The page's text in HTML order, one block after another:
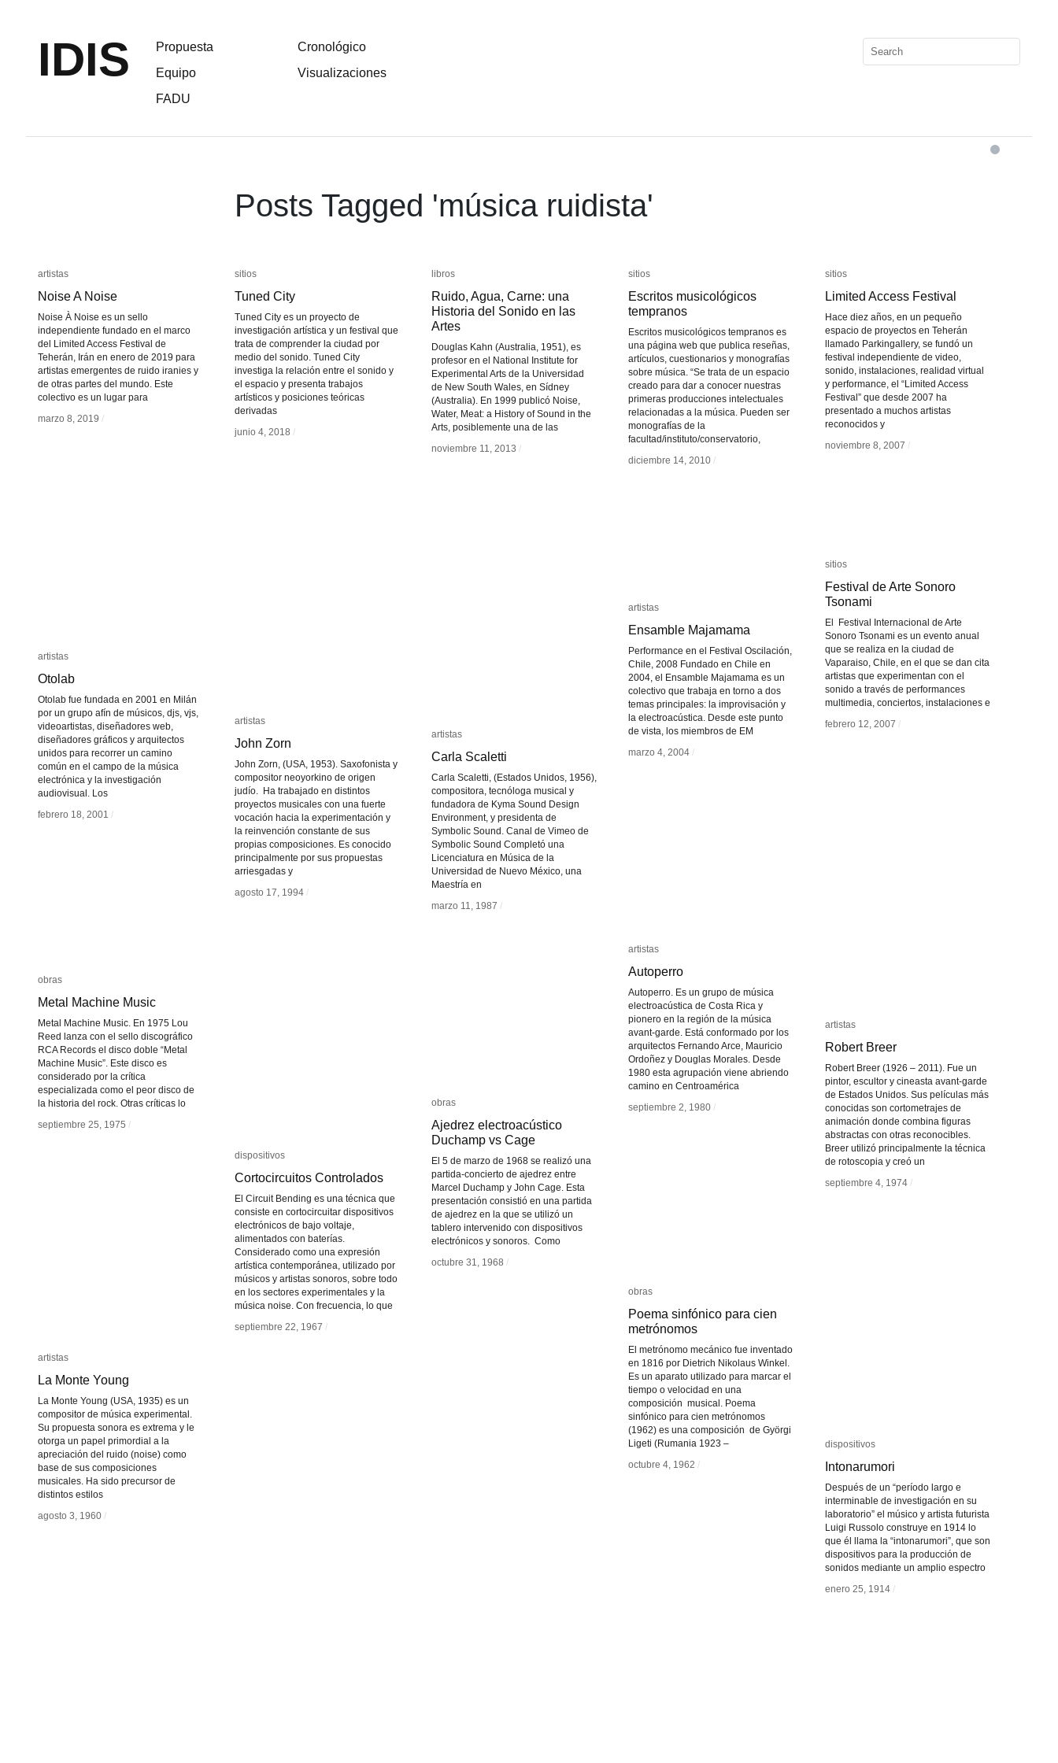
IDIS
Propuesta
Equipo
FADU
Cronológico
Visualizaciones
Posts Tagged 'música ruidista'
artistas
Noise A Noise
Noise À Noise es un sello
independiente fundado en el marco
del Limited Access Festival de
Teherán, Irán en enero de 2019 para
artistas emergentes de ruido iranies y
de otras partes del mundo. Este
colectivo es un lugar para
marzo 8, 2019 /
artistas
Noise A Noise
marzo 8, 2019 /
sitios
Tuned City
Tuned City es un proyecto de
investigación artística y un festival que
trata de comprender la ciudad por
medio del sonido. Tuned City
investiga la relación entre el sonido y
el espacio y presenta trabajos
artísticos y posiciones teóricas
derivadas
junio 4, 2018 /
sitios
Tuned City
junio 4, 2018 /
libros
Ruido, Agua, Carne: una
Historia del Sonido en las
Artes
Douglas Kahn (Australia, 1951), es
profesor en el National Institute for
Experimental Arts de la Universidad
de New South Wales, en Sídney
(Australia). En 1999 publicó Noise,
Water, Meat: a History of Sound in the
Arts, posiblemente una de las
noviembre 11, 2013 /
libros
Ruido, Agua, Carne: una
Historia del Sonido en las
Artes
noviembre 11, 2013 /
sitios
Escritos musicológicos
tempranos
Escritos musicológicos tempranos es
una página web que publica reseñas,
artículos, cuestionarios y monografías
sobre música. “Se trata de un espacio
creado para dar a conocer nuestras
primeras producciones intelectuales
relacionadas a la música. Pueden ser
monografías de la
facultad/instituto/conservatorio,
diciembre 14, 2010 /
sitios
Escritos musicológicos
tempranos
diciembre 14, 2010 /
sitios
Limited Access Festival
Hace diez años, en un pequeño
espacio de proyectos en Teherán
llamado Parkingallery, se fundó un
festival independiente de video,
sonido, instalaciones, realidad virtual
y performance, el “Limited Access
Festival” que desde 2007 ha
presentado a muchos artistas
reconocidos y
noviembre 8, 2007 /
sitios
Limited Access Festival
noviembre 8, 2007 /
sitios
Festival de Arte Sonoro
Tsonami
El Festival Internacional de Arte
Sonoro Tsonami es un evento anual
que se realiza en la ciudad de
Vaparaiso, Chile, en el que se dan cita
artistas que experimentan con el
sonido a través de performances
multimedia, conciertos, instalaciones e
febrero 12, 2007 /
sitios
Festival de Arte Sonoro
Tsonami
febrero 12, 2007 /
artistas
Ensamble Majamama
Performance en el Festival Oscilación,
Chile, 2008 Fundado en Chile en
2004, el Ensamble Majamama es un
colectivo que trabaja en torno a dos
temas principales: la improvisación y
la electroacústica. Desde este punto
de vista, los miembros de EM
marzo 4, 2004 /
artistas
Ensamble Majamama
marzo 4, 2004 /
artistas
Otolab
Otolab fue fundada en 2001 en Milán
por un grupo afín de músicos, djs, vjs,
videoartistas, diseñadores web,
diseñadores gráficos y arquitectos
unidos para recorrer un camino
común en el campo de la música
electrónica y la investigación
audiovisual. Los
febrero 18, 2001 /
artistas
Otolab
febrero 18, 2001 /
artistas
John Zorn
John Zorn, (USA, 1953). Saxofonista y
compositor neoyorkino de origen
judío. Ha trabajado en distintos
proyectos musicales con una fuerte
vocación hacia la experimentación y
la reinvención constante de sus
propias composiciones. Es conocido
principalmente por sus propuestas
arriesgadas y
agosto 17, 1994 /
artistas
John Zorn
agosto 17, 1994 /
artistas
Carla Scaletti
Carla Scaletti, (Estados Unidos, 1956),
compositora, tecnóloga musical y
fundadora de Kyma Sound Design
Environment, y presidenta de
Symbolic Sound. Canal de Vimeo de
Symbolic Sound Completó una
Licenciatura en Música de la
Universidad de Nuevo México, una
Maestría en
marzo 11, 1987 /
artistas
Carla Scaletti
marzo 11, 1987 /
artistas
Autoperro
Autoperro. Es un grupo de música
electroacústica de Costa Rica y
pionero en la región de la música
avant-garde. Está conformado por los
arquitectos Fernando Arce, Mauricio
Ordoñez y Douglas Morales. Desde
1980 esta agrupación viene abriendo
camino en Centroamérica
septiembre 2, 1980 /
artistas
Autoperro
septiembre 2, 1980 /
obras
Metal Machine Music
Metal Machine Music. En 1975 Lou
Reed lanza con el sello discográfico
RCA Records el disco doble “Metal
Machine Music”. Este disco es
considerado por la crítica
especializada como el peor disco de
la historia del rock. Otras críticas lo
septiembre 25, 1975 /
obras
Metal Machine Music
septiembre 25, 1975 /
artistas
Robert Breer
Robert Breer (1926 – 2011). Fue un
pintor, escultor y cineasta avant-garde
de Estados Unidos. Sus películas más
conocidas son cortometrajes de
animación donde combina figuras
abstractas con otras reconocibles.
Breer utilizó principalmente la técnica
de rotoscopia y creó un
septiembre 4, 1974 /
artistas
Robert Breer
septiembre 4, 1974 /
obras
Ajedrez electroacústico
Duchamp vs Cage
El 5 de marzo de 1968 se realizó una
partida-concierto de ajedrez entre
Marcel Duchamp y John Cage. Esta
presentación consistió en una partida
de ajedrez en la que se utilizó un
tablero intervenido con dispositivos
electrónicos y sonoros. Como
octubre 31, 1968 /
obras
Ajedrez electroacústico
Duchamp vs Cage
octubre 31, 1968 /
dispositivos
Cortocircuitos Controlados
El Circuit Bending es una técnica que
consiste en cortocircuitar dispositivos
electrónicos de bajo voltaje,
alimentados con baterías.
Considerado como una expresión
artística contemporánea, utilizado por
músicos y artistas sonoros, sobre todo
en los sectores experimentales y la
música noise. Con frecuencia, lo que
septiembre 22, 1967 /
dispositivos
Cortocircuitos Controlados
septiembre 22, 1967 /
obras
Poema sinfónico para cien
metrónomos
El metrónomo mecánico fue inventado
en 1816 por Dietrich Nikolaus Winkel.
Es un aparato utilizado para marcar el
tiempo o velocidad en una
composición musical. Poema
sinfónico para cien metrónomos
(1962) es una composición de Györgi
Ligeti (Rumania 1923 –
octubre 4, 1962 /
obras
Poema sinfónico para cien
metrónomos
octubre 4, 1962 /
artistas
La Monte Young
La Monte Young (USA, 1935) es un
compositor de música experimental.
Su propuesta sonora es extrema y le
otorga un papel primordial a la
apreciación del ruido (noise) como
base de sus composiciones
musicales. Ha sido precursor de
distintos estilos
agosto 3, 1960 /
artistas
La Monte Young
agosto 3, 1960 /
dispositivos
Intonarumori
Después de un “período largo e
interminable de investigación en su
laboratorio” el músico y artista futurista
Luigi Russolo construye en 1914 lo
que él llama la “intonarumori”, que son
dispositivos para la producción de
sonidos mediante un amplio espectro
enero 25, 1914 /
dispositivos
Intonarumori
enero 25, 1914 /